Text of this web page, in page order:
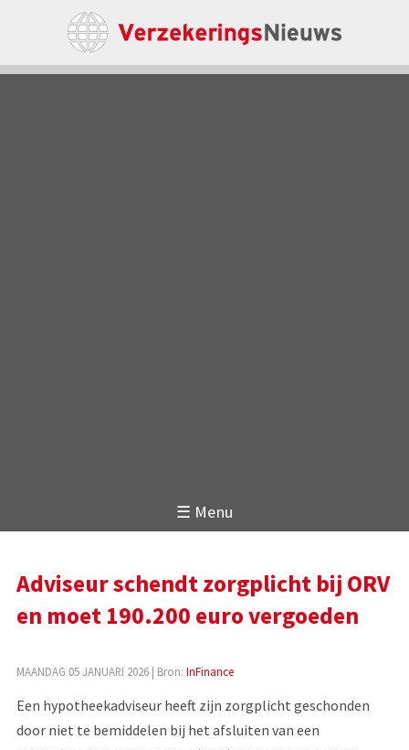
☰ Menu
Adviseur schendt zorgplicht bij ORV
en moet 190.200 euro vergoeden
MAANDAG 05 JANUARI 2026| Bron: InFinance
Een hypotheekadviseur heeft zijn zorgplicht geschonden
door niet te bemiddelen bij het afsluiten van een